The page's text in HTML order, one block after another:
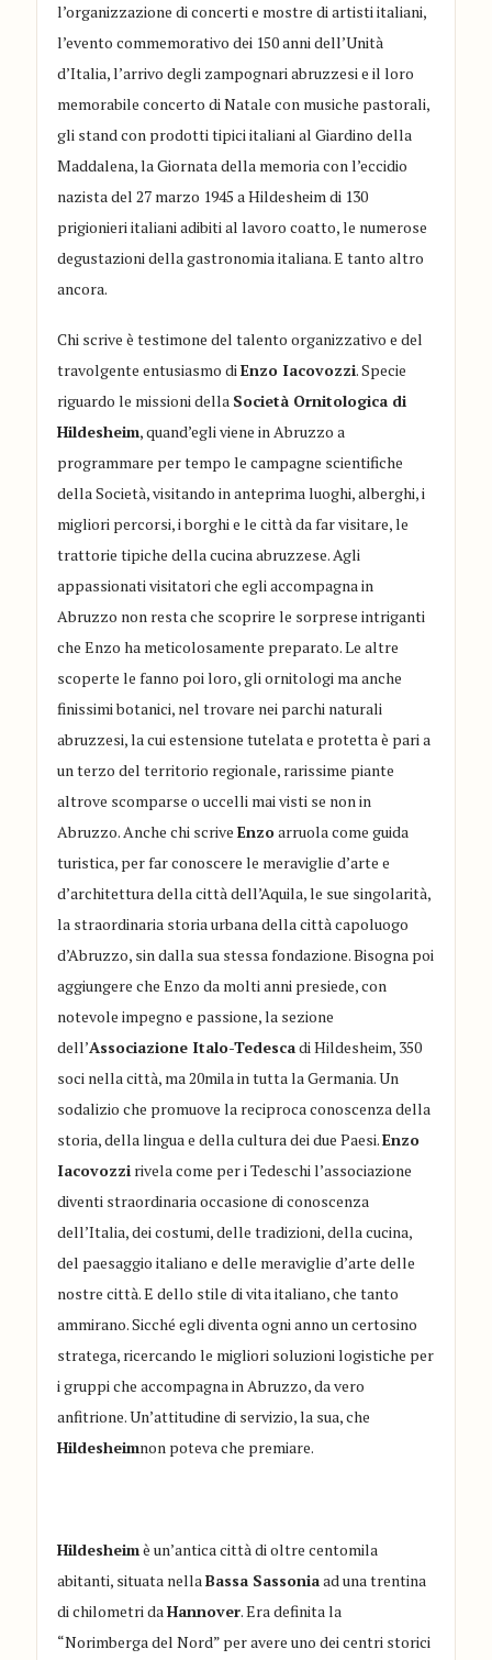
l’organizzazione di concerti e mostre di artisti italiani,
l’evento commemorativo dei 150 anni dell’Unità
d’Italia, l’arrivo degli zampognari abruzzesi e il loro
memorabile concerto di Natale con musiche pastorali,
gli stand con prodotti tipici italiani al Giardino della
Maddalena, la Giornata della memoria con l’eccidio
nazista del 27 marzo 1945 a Hildesheim di 130
prigionieri italiani adibiti al lavoro coatto, le numerose
degustazioni della gastronomia italiana. E tanto altro
ancora.
Chi scrive è testimone del talento organizzativo e del
travolgente entusiasmo diEnzo Iacovozzi. Specie
riguardo le missioni della Società Ornitologica di
Hildesheim, quand’egli viene in Abruzzo a
programmare per tempo le campagne scientifiche
della Società, visitando in anteprima luoghi, alberghi, i
migliori percorsi, i borghi e le città da far visitare, le
trattorie tipiche della cucina abruzzese. Agli
appassionati visitatori che egli accompagna in
Abruzzo non resta che scoprire le sorprese intriganti
che Enzo ha meticolosamente preparato. Le altre
scoperte le fanno poi loro, gli ornitologi ma anche
finissimi botanici, nel trovare nei parchi naturali
abruzzesi, la cui estensione tutelata e protetta è pari a
un terzo del territorio regionale, rarissime piante
altrove scomparse o uccelli mai visti se non in
Abruzzo. Anche chi scriveEnzoarruola come guida
turistica, per far conoscere le meraviglie d’arte e
d’architettura della città dell’Aquila, le sue singolarità,
la straordinaria storia urbana della città capoluogo
d’Abruzzo, sin dalla sua stessa fondazione. Bisogna poi
aggiungere che Enzo da molti anni presiede, con
notevole impegno e passione, la sezione
dell’Associazione Italo-Tedescadi Hildesheim, 350
soci nella città, ma 20mila in tutta la Germania. Un
sodalizio che promuove la reciproca conoscenza della
storia, della lingua e della cultura dei due Paesi.Enzo
Iacovozzi rivela come per i Tedeschi l’associazione
diventi straordinaria occasione di conoscenza
dell’Italia, dei costumi, delle tradizioni, della cucina,
del paesaggio italiano e delle meraviglie d’arte delle
nostre città. E dello stile di vita italiano, che tanto
ammirano. Sicché egli diventa ogni anno un certosino
stratega, ricercando le migliori soluzioni logistiche per
i gruppi che accompagna in Abruzzo, da vero
anfitrione. Un’attitudine di servizio, la sua, che
Hildesheimnon poteva che premiare.
Hildesheimè un’antica città di oltre centomila
abitanti, situata nellaBassa Sassoniaad una trentina
di chilometri daHannover. Era definita la
“Norimberga del Nord” per avere uno dei centri storici